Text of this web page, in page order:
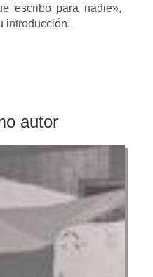
escribo para nadie»,
introducción.
autor